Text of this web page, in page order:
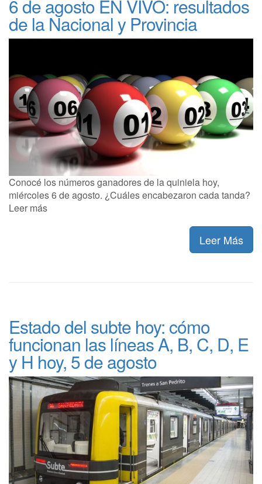
6 de agosto EN VIVO: resultados
de la Nacional y Provincia
Conocé los números ganadores de la quiniela hoy,
miércoles 6 de agosto. ¿Cuáles encabezaron cada tanda?
Leer más
Leer Más
Estado del subte hoy: cómo
funcionan las líneas A, B, C, D, E
y H hoy, 5 de agosto